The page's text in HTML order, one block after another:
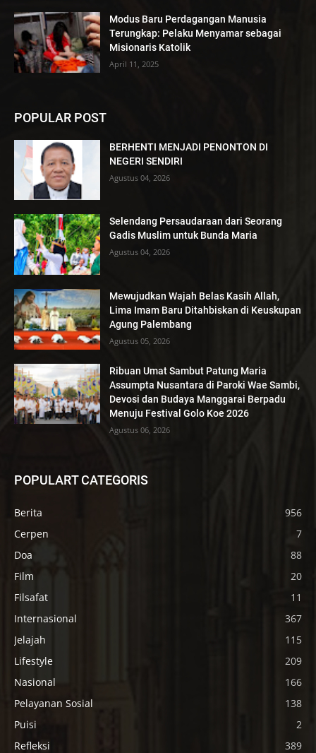
Modus Baru Perdagangan Manusia
Terungkap: Pelaku Menyamar sebagai
Misionaris Katolik
April 11, 2025
POPULAR POST
BERHENTI MENJADI PENONTON DI
NEGERI SENDIRI
Agustus 04, 2026
Selendang Persaudaraan dari Seorang
Gadis Muslim untuk Bunda Maria
Agustus 04, 2026
Mewujudkan Wajah Belas Kasih Allah,
Lima Imam Baru Ditahbiskan di Keuskupan
Agung Palembang
Agustus 05, 2026
Ribuan Umat Sambut Patung Maria
Assumpta Nusantara di Paroki Wae Sambi,
Devosi dan Budaya Manggarai Berpadu
Menuju Festival Golo Koe 2026
Agustus 06, 2026
POPULART CATEGORIS
Berita
956
Cerpen
7
Doa
88
Film
20
Filsafat
11
Internasional
367
Jelajah
115
Lifestyle
209
Nasional
166
Pelayanan Sosial
138
Puisi
2
Refleksi
389